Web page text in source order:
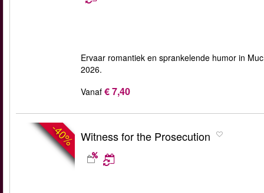
Ervaar romantiek en sprankelende humor in
2026.
Vanaf € 7,40
-40% Witness for the Prosecution